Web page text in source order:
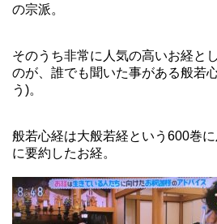
の宗派。
そのうち非常に人気の高いお経と
のが、誰でも聞いた事がある般若
う)。
般若心経は大般若経という600巻
に要約したお経。